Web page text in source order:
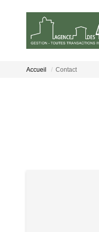
Accueil Contact